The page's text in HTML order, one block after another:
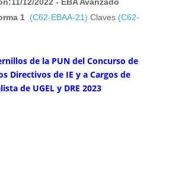
12/2022 - EBA Avanzado
1 (C62-EBAA-21) Claves (C62-
de la PUN del Concurso de
Directivos de IE y a Cargos de
de UGEL y DRE 2023